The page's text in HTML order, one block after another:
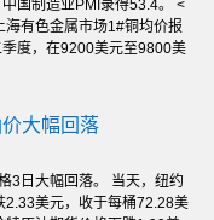
国制造业PMI录得53.4。 <
有色金属市场1#铜均价报
度，在9200美元至9800美
大幅回落
3日大幅回落。 当天，纽约
2.33美元，收于每桶72.28美